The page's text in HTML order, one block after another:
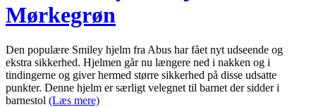
Mørkegrøn
Den populære Smiley hjelm fra Abus har fået nyt udseende og
ekstra sikkerhed. Hjelmen går nu længere ned i nakken og i
tindingerne og giver hermed større sikkerhed på disse udsatte
punkter. Denne hjelm er særligt velegnet til barnet der sidder i
barnestol (Læs mere)